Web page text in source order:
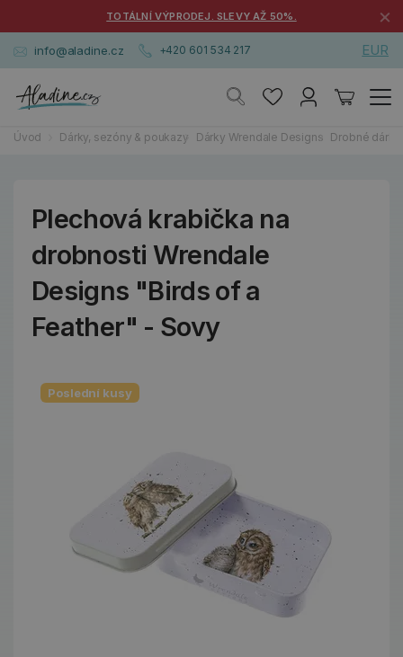
TOTÁLNÍ VÝPRODEJ. SLEVY AŽ 50%. ×
info@aladine.cz +420 601 534 217 EUR
Úvod Dárky, sezóny & poukazy Dárky Wrendale Designs Drobné dárky
Plechová krabička na
drobnosti Wrendale
Designs "Birds of a
Feather" - Sovy
Poslední kusy